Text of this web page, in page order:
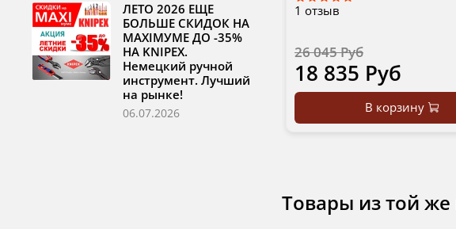
1 отзыв
26 045 Руб
18 835 Руб
В корзину
Товары из той же
ЛЕТО 2026 ЕЩЕ
БОЛЬШЕ СКИДОК НА
MAXIМУМЕ ДО -35%
НА KNIPEX.
Немецкий ручной
инструмент. Лучший
на рынке!
06.07.2026